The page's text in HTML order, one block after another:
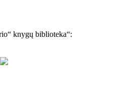
knygų biblioteka“: